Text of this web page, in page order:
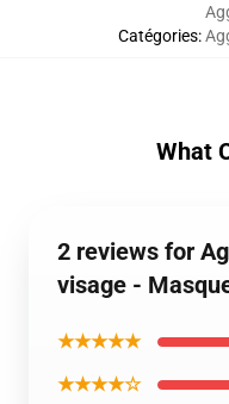
Catégories:
What
2 reviews for
visage -
★★★★★
★★★★☆